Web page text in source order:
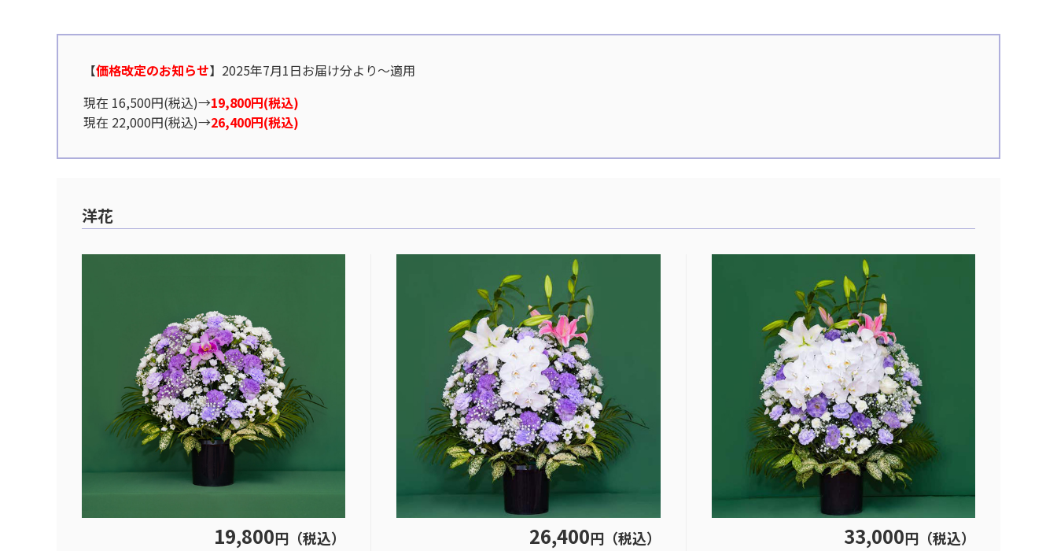
【価格改定のお知らせ】2025年7月1日お届け分より〜適用
現在 16,500円(税込)→19,800円(税込)
現在 22,000円(税込)→26,400円(税込)
洋花
19,800円（税込） 26,400円（税込） 33,000円（税込）